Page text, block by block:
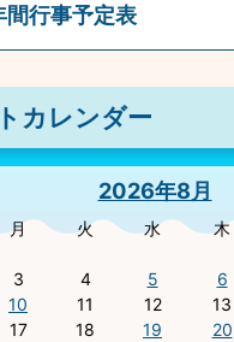
間行事予定表
カレンダー
2026年8月
月 火 水 木
3 4 5 6
10 11 12 13
17 18 19 20